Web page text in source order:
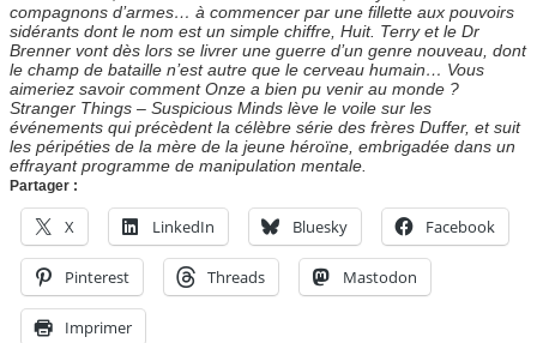
compagnons d’armes… à commencer par une fillette aux pouvoirs
sidérants dont le nom est un simple chiffre, Huit. Terry et le Dr
Brenner vont dès lors se livrer une guerre d’un genre nouveau, dont
le champ de bataille n’est autre que le cerveau humain… Vous
aimeriez savoir comment Onze a bien pu venir au monde ?
Stranger Things – Suspicious Minds lève le voile sur les
événements qui précèdent la célèbre série des frères Duffer, et suit
les péripéties de la mère de la jeune héroïne, embrigadée dans un
effrayant programme de manipulation mentale.
Partager :
X LinkedIn Bluesky Facebook
Pinterest Threads Mastodon
Imprimer